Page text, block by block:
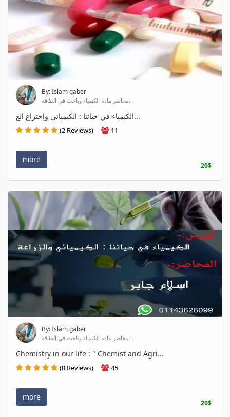
By: Islam gaber
محاضر مادة الكيمياء وباحث في الطاقة...
الكيمياء في حياتنا : الكيميائى وإختراع الع...
(2 Reviews) 11
more
20$
By: Islam gaber
محاضر مادة الكيمياء وباحث في الطاقة...
Chemistry in our life : " Chemist and Agri...
(8 Reviews) 45
more
20$